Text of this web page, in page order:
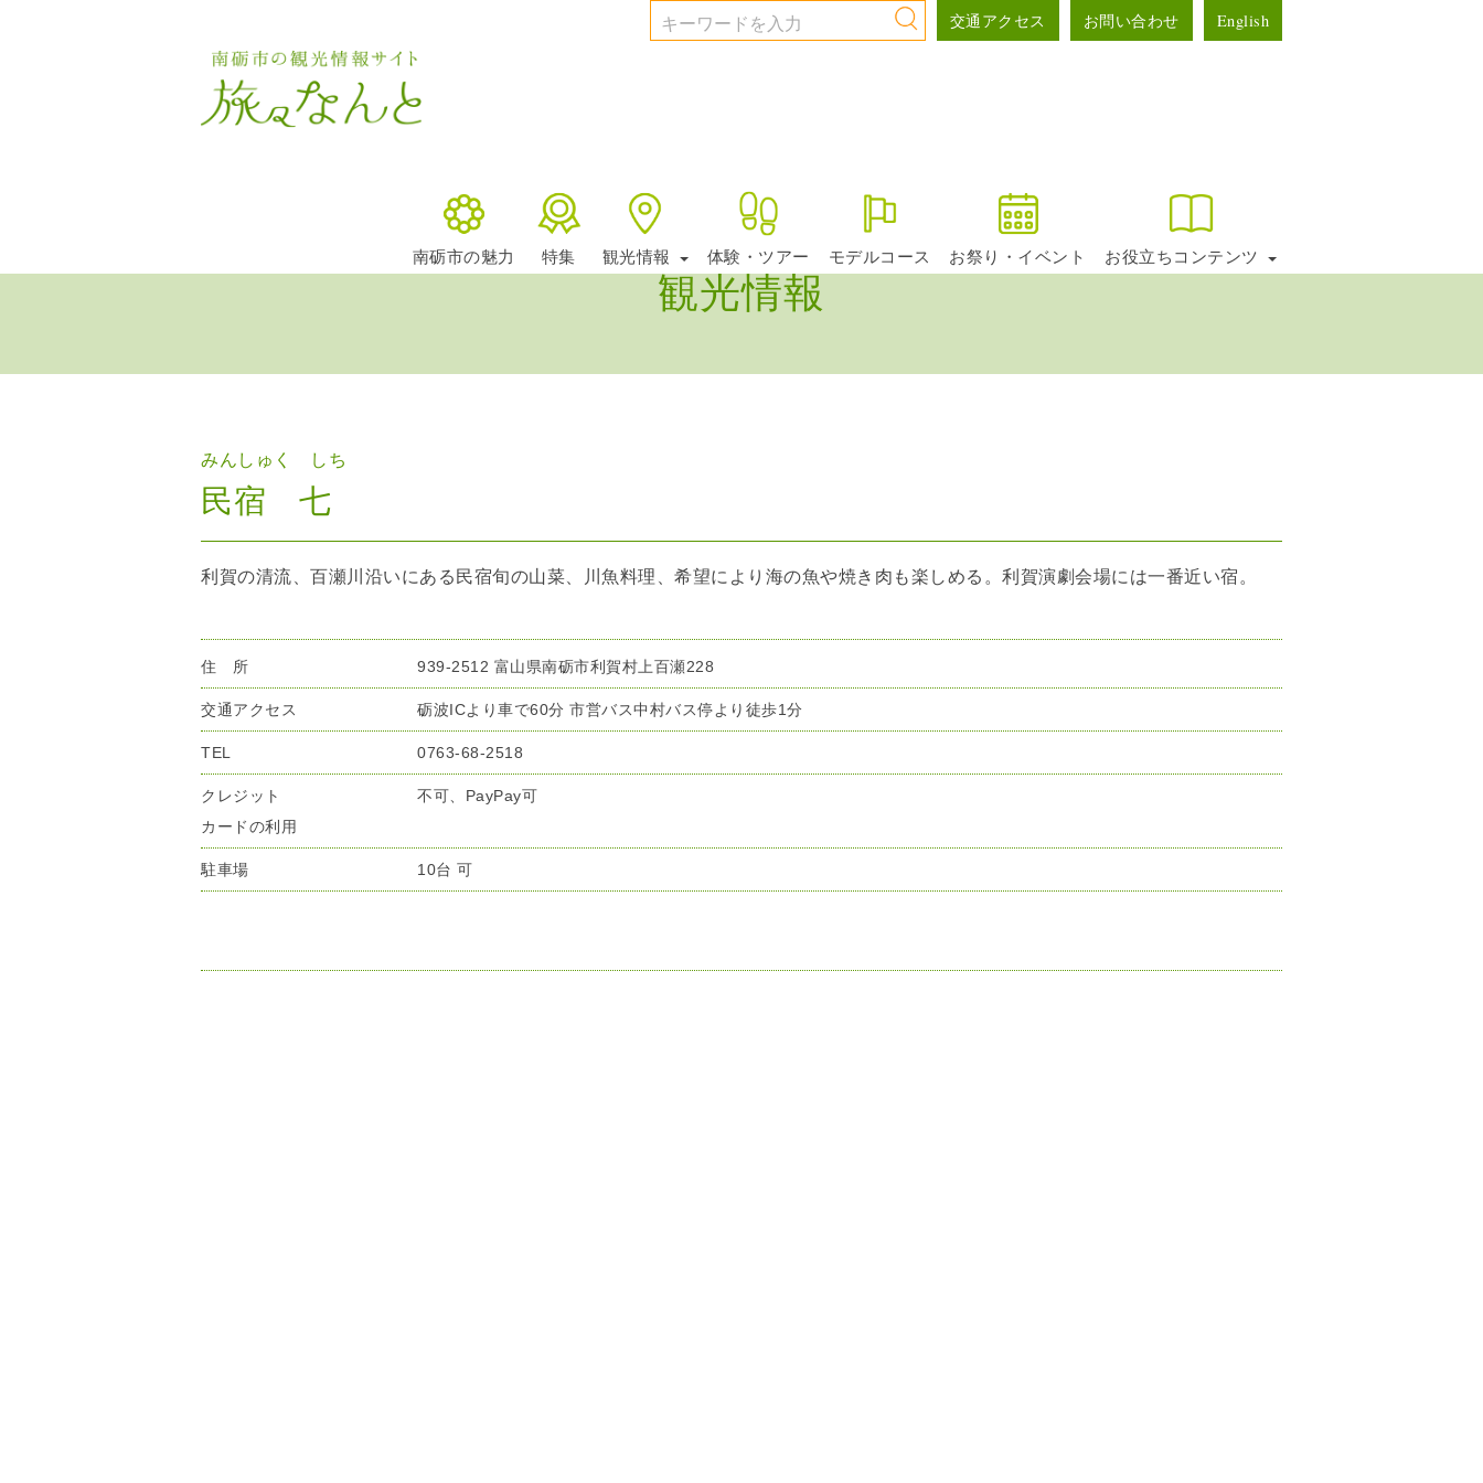
English
お問い合わせ
交通アクセス
南砺市の魅力 特集 観光情報 体験・ツアー モデルコース お祭り・イベント お役立ちコンテンツ
観光情報
みんしゅく しち
民宿 七
利賀の清流、百瀬川沿いにある民宿旬の山菜、川魚料理、希望により海の魚や焼き肉も楽しめる。利賀演劇会場には一番近い宿。
住 所 939-2512 富山県南砺市利賀村上百瀬228
交通アクセス 砺波ICより車で60分 市営バス中村バス停より徒歩1分
TEL 0763-68-2518
クレジット
カードの利用
不可、PayPay可
駐車場 10台 可